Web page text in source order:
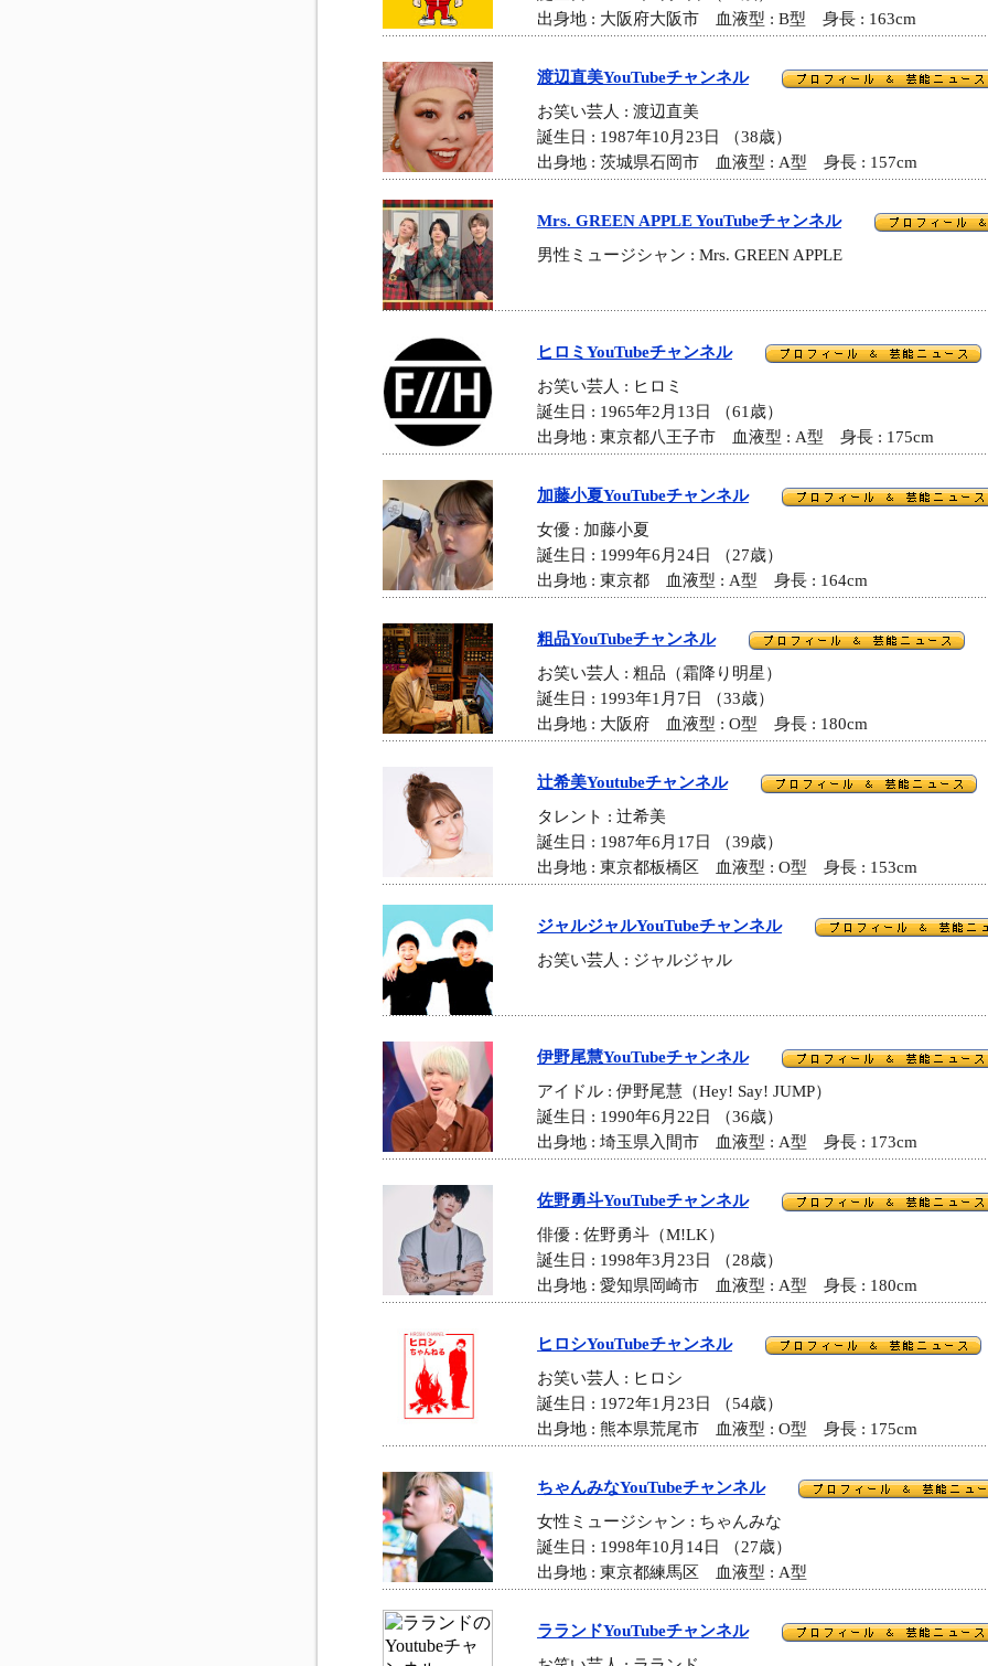
出身地 : 大阪府大阪市 血液型 : B型 身長 : 163cm
渡辺直美YouTubeチャンネル
お笑い芸人 : 渡辺直美
誕生日 : 1987年10月23日 （38歳）
出身地 : 茨城県石岡市 血液型 : A型 身長 : 157cm
Mrs. GREEN APPLE YouTubeチャンネル
男性ミュージシャン : Mrs. GREEN APPLE
ヒロミYouTubeチャンネル
お笑い芸人 : ヒロミ
誕生日 : 1965年2月13日 （61歳）
出身地 : 東京都八王子市 血液型 : A型 身長 : 175cm
加藤小夏YouTubeチャンネル
女優 : 加藤小夏
誕生日 : 1999年6月24日 （27歳）
出身地 : 東京都 血液型 : A型 身長 : 164cm
粗品YouTubeチャンネル
お笑い芸人 : 粗品（霜降り明星）
誕生日 : 1993年1月7日 （33歳）
出身地 : 大阪府 血液型 : O型 身長 : 180cm
辻希美Youtubeチャンネル
タレント : 辻希美
誕生日 : 1987年6月17日 （39歳）
出身地 : 東京都板橋区 血液型 : O型 身長 : 153cm
ジャルジャルYouTubeチャンネル
お笑い芸人 : ジャルジャル
伊野尾慧YouTubeチャンネル
アイドル : 伊野尾慧（Hey! Say! JUMP）
誕生日 : 1990年6月22日 （36歳）
出身地 : 埼玉県入間市 血液型 : A型 身長 : 173cm
佐野勇斗YouTubeチャンネル
俳優 : 佐野勇斗（M!LK）
誕生日 : 1998年3月23日 （28歳）
出身地 : 愛知県岡崎市 血液型 : A型 身長 : 180cm
ヒロシYouTubeチャンネル
お笑い芸人 : ヒロシ
誕生日 : 1972年1月23日 （54歳）
出身地 : 熊本県荒尾市 血液型 : O型 身長 : 175cm
ちゃんみなYouTubeチャンネル
女性ミュージシャン : ちゃんみな
誕生日 : 1998年10月14日 （27歳）
出身地 : 東京都練馬区 血液型 : A型
ラランドYouTubeチャンネル